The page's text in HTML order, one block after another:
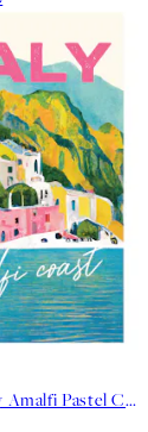
SipCircle - Italy Amalfi Pastel Coast Poster